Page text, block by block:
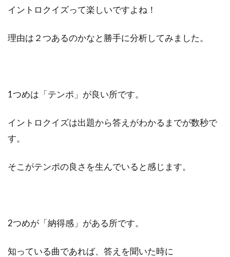
イントロクイズって楽しいですよね！
理由は２つあるのかなと勝手に分析してみました。
1つめは「テンポ」が良い所です。
イントロクイズは出題から答えがわかるまでが数秒で
す。
そこがテンポの良さを生んでいると感じます。
2つめが「納得感」がある所です。
知っている曲であれば、答えを聞いた時に